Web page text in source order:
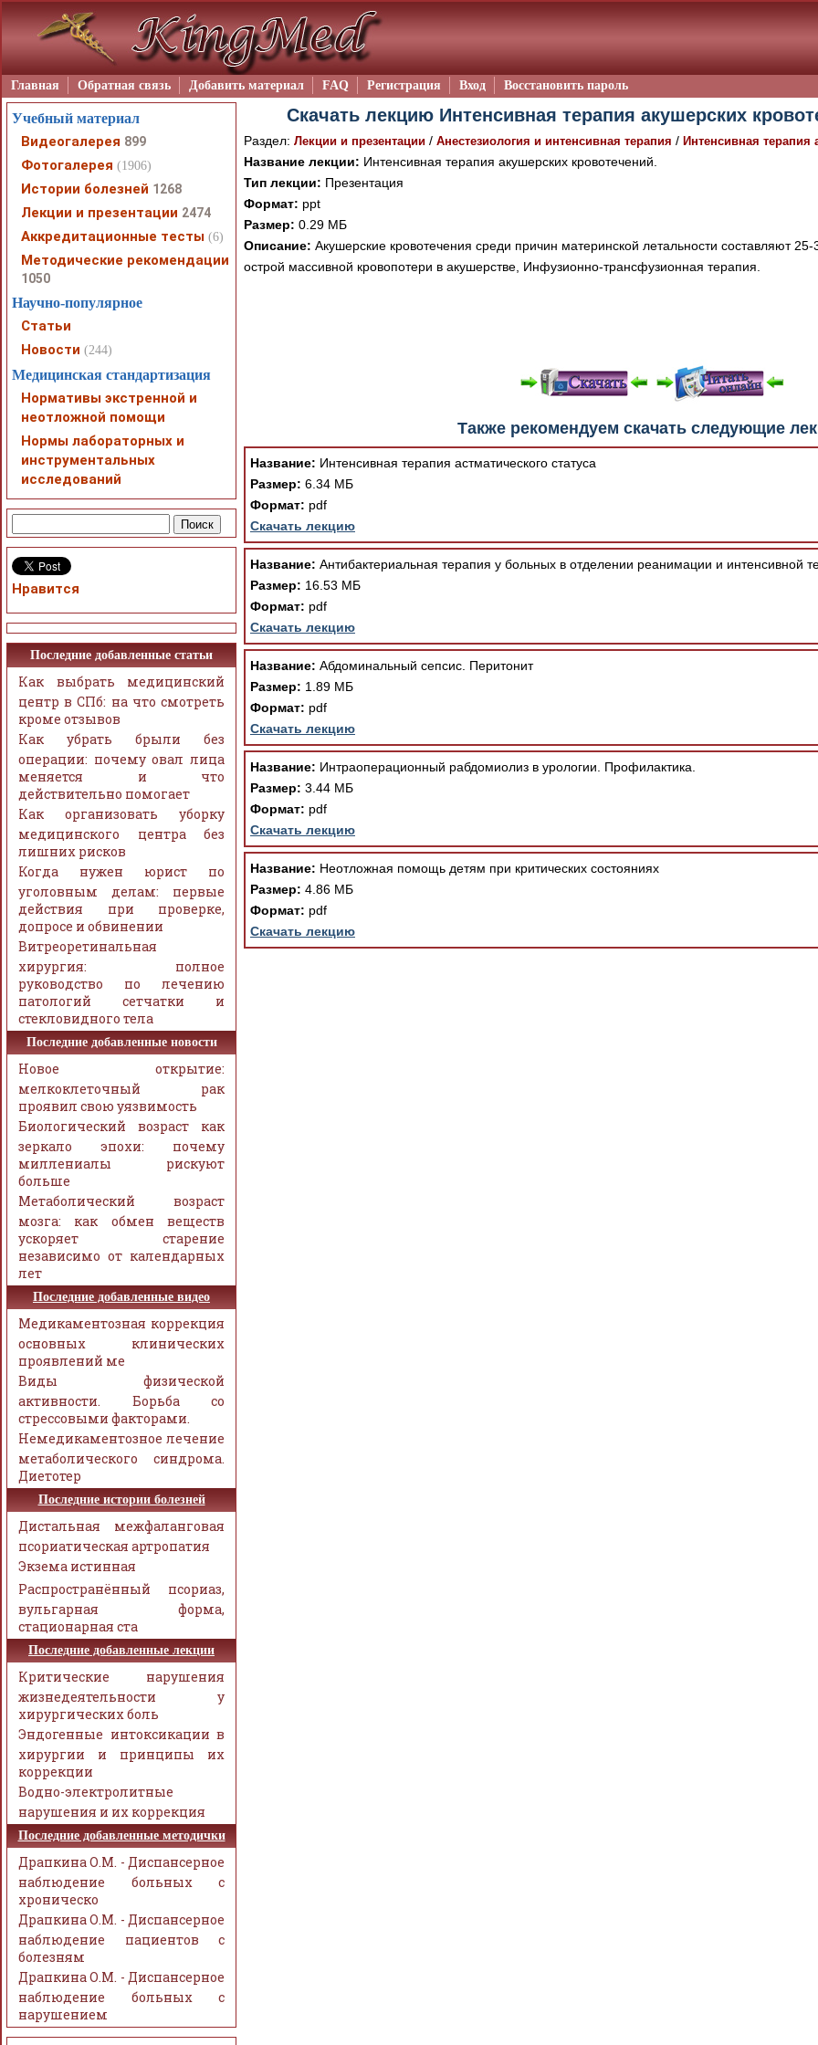
Главная Обратная связь Добавить материал FAQ Регистрация Вход Восстановить пароль
Скачать лекцию Интенсивная терапия акушерских
Раздел: Лекции и презентации / Анестезиология и интенсивная терапия / Интенсивная терапия
Название лекции: Интенсивная терапия акушерских кровотечений.
Тип лекции: Презентация
Формат: ppt
Размер: 0.29 МБ
Описание: Акушерские кровотечения среди причин материнской летальности составляют
острой массивной кровопотери в акушерстве, Инфузионно-трансфузионная терапия.
При просмотре в режиме "Читать онлайн" возможны различные ошибки отображения
поддержки Вашим браузером шрифтов и изменения размеров исходных шаблонов.
ошибка устраняется Вашим программным обеспечением автоматически.
Также рекомендуем скачать следующие
Название: Интенсивная терапия астматического статуса
Размер: 6.34 МБ
Формат: pdf
Скачать лекцию
Название: Антибактериальная терапия у больных в отделении реанимации и интенсивной
Размер: 16.53 МБ
Формат: pdf
Скачать лекцию
Название: Абдоминальный сепсис. Перитонит
Размер: 1.89 МБ
Формат: pdf
Скачать лекцию
Название: Интраоперационный рабдомиолиз в урологии. Профилактика.
Размер: 3.44 МБ
Формат: pdf
Скачать лекцию
Название: Неотложная помощь детям при критических состояниях
Размер: 4.86 МБ
Формат: pdf
Скачать лекцию
Учебный материал
Видеогалерея 899
Фотогалерея (1906)
Истории болезней 1268
Лекции и презентации 2474
Аккредитационные тесты (6)
Методические рекомендации
1050
Научно-популярное
Статьи
Новости (244)
Медицинская стандартизация
Нормативы экстренной и
неотложной помощи
Нормы лабораторных и
инструментальных
исследований
Нравится
Последние добавленные статьи
Как выбрать медицинский
центр в СПб: на что смотреть
кроме отзывов
Как убрать брыли без
операции: почему овал лица
меняется и что
действительно помогает
Как организовать уборку
медицинского центра без
лишних рисков
Когда нужен юрист по
уголовным делам: первые
действия при проверке,
допросе и обвинении
Витреоретинальная
хирургия: полное
руководство по лечению
патологий сетчатки и
стекловидного тела
Последние добавленные новости
Новое открытие:
мелкоклеточный рак
проявил свою уязвимость
Биологический возраст как
зеркало эпохи: почему
миллениалы рискуют
больше
Метаболический возраст
мозга: как обмен веществ
ускоряет старение
независимо от календарных
лет
Последние добавленные видео
Медикаментозная коррекция
основных клинических
проявлений ме
Виды физической
активности. Борьба со
стрессовыми факторами.
Немедикаментозное лечение
метаболического синдрома.
Диетотер
Последние истории болезней
Дистальная межфаланговая
псориатическая артропатия
Экзема истинная
Распространённый псориаз,
вульгарная форма,
стационарная ста
Последние добавленные лекции
Критические нарушения
жизнедеятельности у
хирургических боль
Эндогенные интоксикации в
хирургии и принципы их
коррекции
Водно-электролитные
нарушения и их коррекция
Последние добавленные методички
Драпкина О.М. - Диспансерное
наблюдение больных с
хроническо
Драпкина О.М. - Диспансерное
наблюдение пациентов с
болезням
Драпкина О.М. - Диспансерное
наблюдение больных с
нарушением